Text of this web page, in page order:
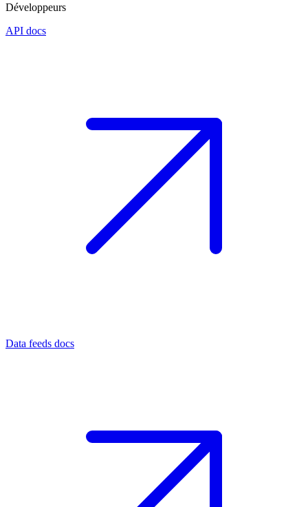
Développeurs
API docs
Data feeds docs